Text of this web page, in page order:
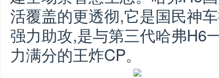
活覆盖的更透彻,它是国民神
强力助攻,是与第三代哈弗H6
力满分的王炸CP。